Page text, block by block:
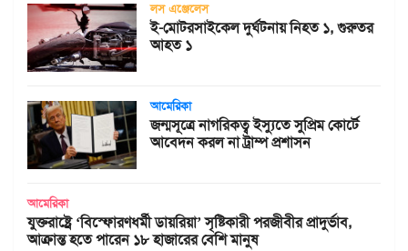
লস এঞ্জেলেস
ই-মোটরসাইকেল দুর্ঘটনায় নিহত ১, গুরুতর
আহত ১
আমেরিকা
জন্মসূত্রে নাগরিকত্ব ইস্যুতে সুপ্রিম কোর্টে
আবেদন করল না ট্রাম্প প্রশাসন
আমেরিকা
যুক্তরাষ্ট্রে ‘বিস্ফোরণধর্মী ডায়রিয়া’ সৃষ্টিকারী পরজীবীর প্রাদুর্ভাব,
আক্রান্ত হতে পারেন ১৮ হাজারের বেশি মানুষ